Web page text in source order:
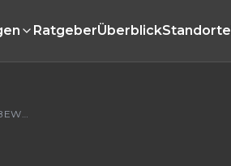
RatgeberÜberblickStandorte
INVENTAR UND MÖBEL BEWERTEN BEI DER OBJEKTRÄUMUNG WIEN | LEITFADEN 2026